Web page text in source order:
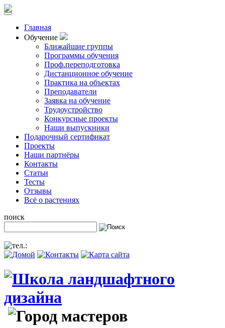
Главная
Обучение
Ближайшие группы
Программы обучения
Проф.переподготовка
Дистанционное обучение
Практика на объектах
Преподаватели
Заявка на обучение
Трудоустройство
Конкурсные проекты
Наши выпускники
Подарочный сертификат
Проекты
Наши партнёры
Контакты
Статьи
Тесты
Отзывы
Всё о растениях
поиск